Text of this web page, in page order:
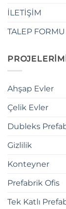
İLETİŞİM
TALEP FORMU
Ahşap Evler
Çelik Evler
Dubleks
Gizlilik
Konteyner
Prefabrik Ofis
Tek Katlı